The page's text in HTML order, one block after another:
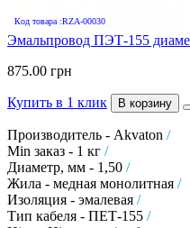
Код товара :RZA-00030
Эмальпровод ПЭТ-155
875.00 грн
Купить в 1 клик В корзину
Производитель - Akvaton /
Min заказ - 1 кг /
Диаметр, мм - 1,50 /
Жила - медная монолитная /
Изоляция - эмалевая /
Тип кабеля - ПЕТ-155 /